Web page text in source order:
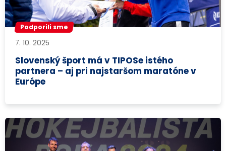
Podporili sme
7. 10. 2025
Slovenský šport má v TIPOSe istého
partnera – aj pri najstaršom maratóne v
Európe